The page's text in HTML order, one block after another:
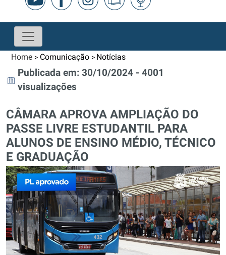
Home > Comunicação > Notícias
Publicada em: 30/10/2024 - 4001
visualizações
CÂMARA APROVA AMPLIAÇÃO DO
PASSE LIVRE ESTUDANTIL PARA
ALUNOS DE ENSINO MÉDIO, TÉCNICO
E GRADUAÇÃO